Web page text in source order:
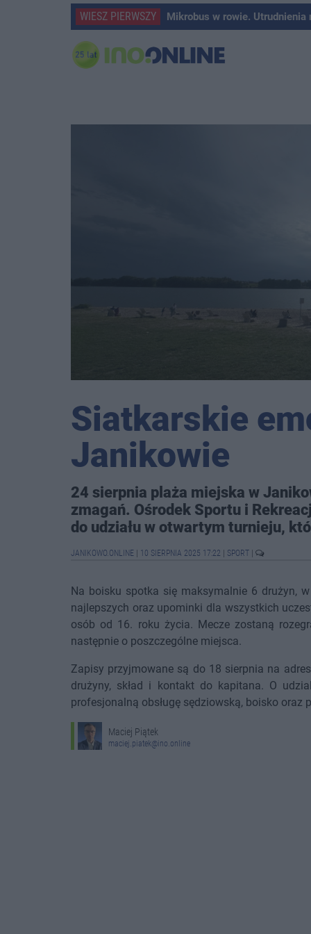
WIESZ PIERWSZY Mikrobus w rowie. Utrudnienia
Siatkarskie
Janikowie
24 sierpnia plaża miejska w
zmagań. Ośrodek Sportu i
do udziału w otwartym turnieju,
JANIKOWO.ONLINE 10 SIERPNIA 2025 17:22 SPORT
Na boisku spotka się maksymalnie 6 drużyn,
najlepszych oraz upominki dla wszystkich
osób od 16. roku życia. Mecze zostaną
następnie o poszczególne miejsca.
Zapisy przyjmowane są do 18 sierpnia na
drużyny, skład i kontakt do kapitana. O
profesjonalną obsługę sędziowską, boisko oraz
Maciej Piątek
maciej.piatek@ino.online